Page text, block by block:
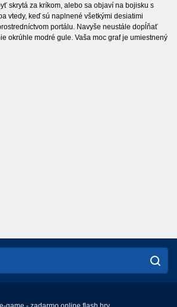
skrytá za kríkom, alebo sa objaví na bojisku s
vtedy, keď sú naplnené všetkými desiatimi
portálu. Navyše neustále dopĺňať
okrúhle modré gule. Vaša moc graf je umiestnený